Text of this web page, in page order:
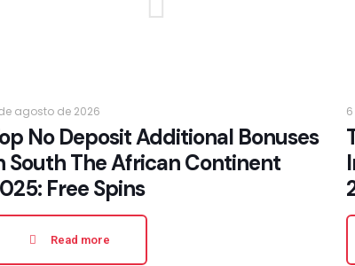
agosto de 2026
No Deposit Additional Bonuses
South The African Continent
Free Spins
Read more